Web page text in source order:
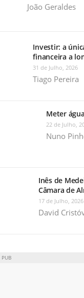
João Geraldes
Investir: a
financeira a
31 de Julho, 2026
Tiago Pereira
Meter água
22 de Julho,
Nuno
Inês de
Câmara de
17 de Julho, 2026
David
PUB